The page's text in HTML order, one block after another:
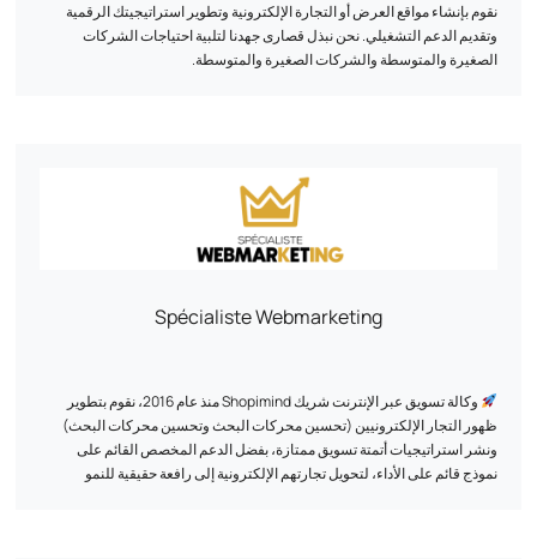
نقوم بإنشاء مواقع العرض أو التجارة الإلكترونية وتطوير استراتيجيتك الرقمية
وتقديم الدعم التشغيلي. نحن نبذل قصارى جهدنا لتلبية احتياجات الشركات
الصغيرة والمتوسطة والشركات الصغيرة والمتوسطة.
Spécialiste Webmarketing
وكالة تسويق عبر الإنترنت شريك Shopimind منذ عام 2016، نقوم بتطوير
ظهور التجار الإلكترونيين (تحسين محركات البحث وتحسين محركات البحث)
ونشر استراتيجيات أتمتة تسويق ممتازة، بفضل الدعم المخصص القائم على
نموذج قائم على الأداء، لتحويل تجارتهم الإلكترونية إلى رافعة حقيقية للنمو